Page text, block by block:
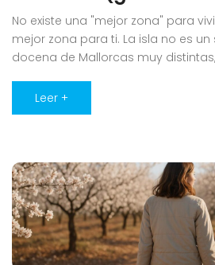
No existe una "mejor zona" para
mejor zona para ti. La isla no es
docena de Mallorcas muy
desde 2010 con los pies en el
Leer +